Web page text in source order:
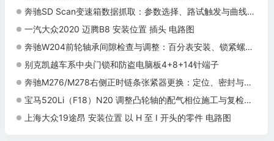
奔驰SD Scan变速箱数据抓取：参数选择、路试触发与曲线分析
一汽大众2020 迈腾B8 安装位置 插头 电路图
奔驰W204前轮轴承间隙检查与调整：百分表安装、锁紧螺母和润滑脂
别克凯越车系中央门锁和防盗电脑板4+8+14针端子
奔驰M276/M278右侧正时链条张紧器更换：定位、密封与正时检查
宝马520Li（F18）N20 调整凸轮轴的配气相位施工与复检标准
上海大众19途昂 安装位置 以 H 至 I 开头的零件 电路图